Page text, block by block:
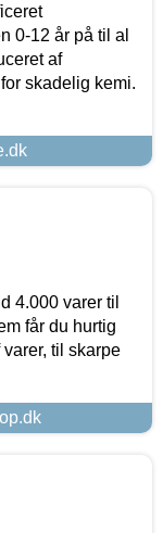
0-12 år på til al
af
skadelig kemi.
4.000 varer til
får du hurtig
til skarpe